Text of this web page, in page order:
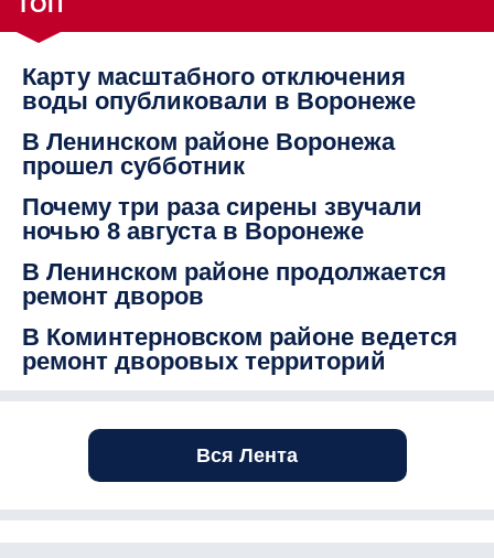
Карту масштабного отключения
воды опубликовали в Воронеже
В Ленинском районе Воронежа
прошел субботник
Почему три раза сирены звучали
ночью 8 августа в Воронеже
В Ленинском районе продолжается
ремонт дворов
В Коминтерновском районе ведется
ремонт дворовых территорий
Вся Лента